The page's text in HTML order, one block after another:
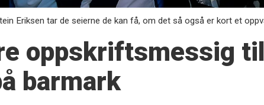
Eriksen tar de seierne de kan få, om det så også er kort et
oppskriftsmessig
barmark